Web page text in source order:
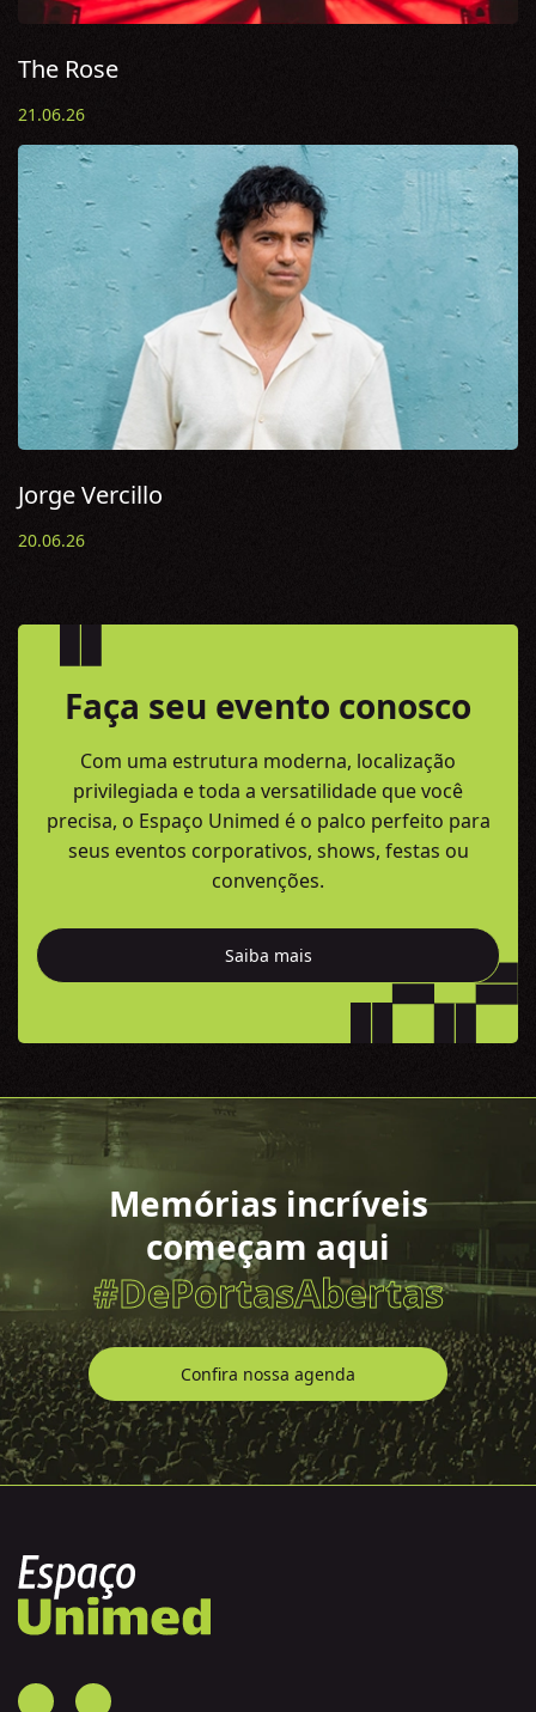
The Rose
21.06.26
Jorge Vercillo
20.06.26
Faça seu evento conosco
Com uma estrutura moderna, localização
privilegiada e toda a versatilidade que você
precisa, o Espaço Unimed é o palco perfeito para
seus eventos corporativos, shows, festas ou
convenções.
Saiba mais
Memórias incríveis
começam aqui
#DePortasAbertas
Confira nossa agenda